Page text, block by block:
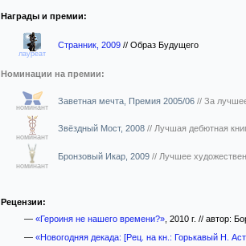
Награды и премии:
лауреат
Странник, 2009 // Образ Будущего
Номинации на премии:
номинант
Заветная мечта, Премия 2005/06 // За
номинант
Звёздный Мост, 2008 // Лучшая дебютная
номинант
Бронзовый Икар, 2009 // Лучшее
Рецензии:
— «Героиня не нашего времени?», 2010 г. // автор:
— «Новогодняя декада: [Рец. на кн.: Горькавый Н.